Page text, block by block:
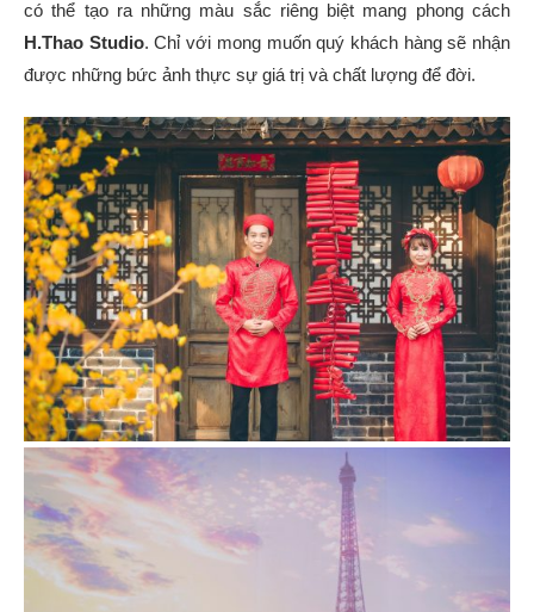
có thể tạo ra những màu sắc riêng biệt mang phong cách
H.Thao Studio. Chỉ với mong muốn quý khách hàng sẽ nhận
được những bức ảnh thực sự giá trị và chất lượng để đời.